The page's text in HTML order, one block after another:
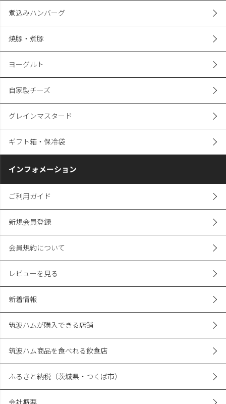
煮込みハンバーグ
焼豚・煮豚
ヨーグルト
自家製チーズ
グレインマスタード
ギフト箱・保冷袋
インフォメーション
ご利用ガイド
新規会員登録
会員規約について
レビューを見る
新着情報
筑波ハムが購入できる店舗
筑波ハム商品を食べれる飲食店
ふるさと納税（茨城県・つくば市）